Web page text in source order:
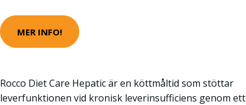
MER INFO!
Rocco Diet Care Hepatic är en köttmåltid som stöttar
leverfunktionen vid kronisk leverinsufficiens genom ett